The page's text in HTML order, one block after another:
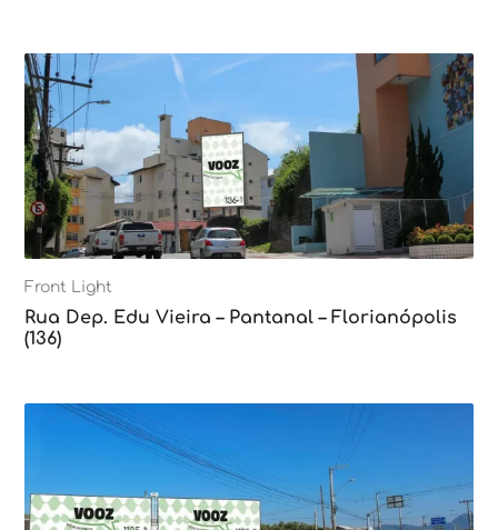
Front Light
Rua Dep. Edu Vieira – Pantanal – Florianópolis
(136)